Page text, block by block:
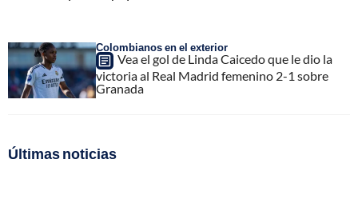
Colombianos en el exterior
Vea el gol de Linda Caicedo que le dio la
victoria al Real Madrid femenino 2-1 sobre
Granada
Últimas noticias